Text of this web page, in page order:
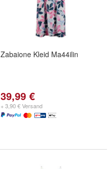
Zabaione Kleid Ma44ilin
39,99 €
+ 3,90 € Versand